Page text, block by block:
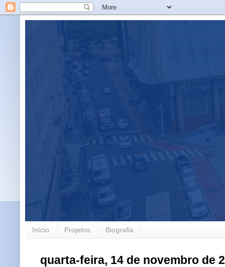
Início Projetos Biografia
quarta-feira, 14 de novembro de